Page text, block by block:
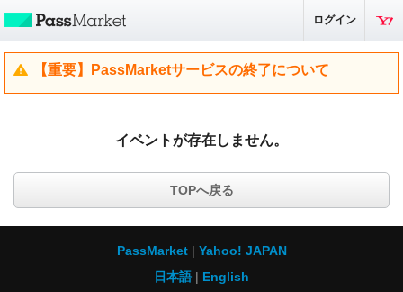
ログイン
【重要】PassMarketサービスの終了について
イベントが存在しません。
TOPへ戻る
PassMarket
Yahoo! JAPAN
日本語
English